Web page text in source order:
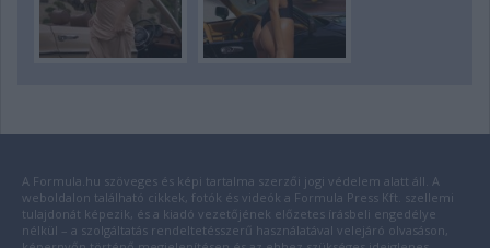
A Formula.hu szöveges és képi tartalma szerzői jogi védelem alatt áll. A
weboldalon található cikkek, fotók és videók a Formula Press Kft. szellemi
tulajdonát képezik, és a kiadó vezetőjének előzetes írásbeli engedélye
nélkül – a szolgáltatás rendeltetésszerű használatával velejáró olvasáson,